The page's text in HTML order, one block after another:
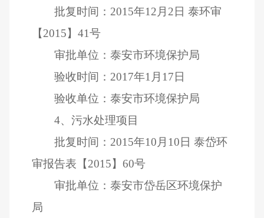
批复时间： 2015年12 月 2 日 泰环审
【2015】41号
审批单位：泰安市环境保护局
验收时间： 2017年1 月 17 日
验收单位：泰安市环境保护局
4、污水处理项目
批复时间： 2015年10 月 10 日 泰岱环
审报告表【2015】60号
审批单位：泰安市岱岳区环境保护
局